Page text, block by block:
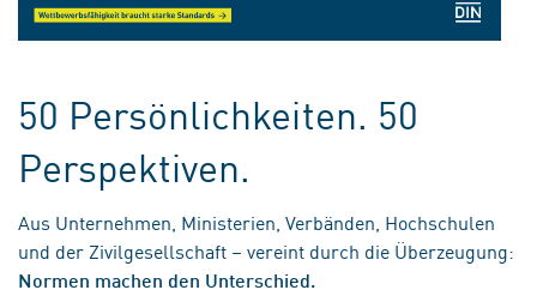
50 Persönlichkeiten. 50
Perspektiven.
Aus Unternehmen, Ministerien, Verbänden, Hochschulen
und der Zivilgesellschaft – vereint durch die Überzeugung:
Normen machen den Unterschied.